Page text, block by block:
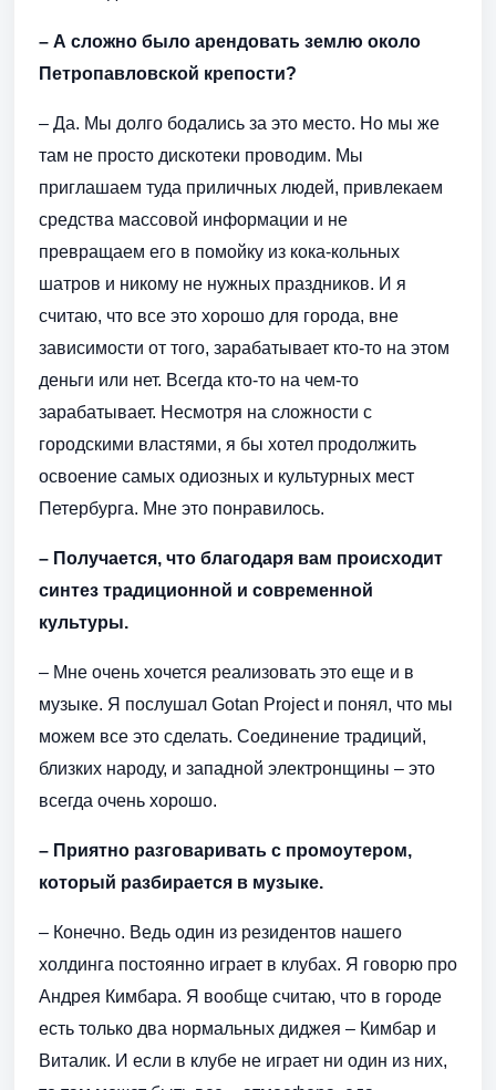
– А сложно было арендовать землю около
Петропавловской крепости?
– Да. Мы долго бодались за это место. Но мы же
там не просто дискотеки проводим. Мы
приглашаем туда приличных людей, привлекаем
средства массовой информации и не
превращаем его в помойку из кока-кольных
шатров и никому не нужных праздников. И я
считаю, что все это хорошо для города, вне
зависимости от того, зарабатывает кто-то на этом
деньги или нет. Всегда кто-то на чем-то
зарабатывает. Несмотря на сложности с
городскими властями, я бы хотел продолжить
освоение самых одиозных и культурных мест
Петербурга. Мне это понравилось.
– Получается, что благодаря вам происходит
синтез традиционной и современной
культуры.
– Мне очень хочется реализовать это еще и в
музыке. Я послушал Gotan Project и понял, что мы
можем все это сделать. Соединение традиций,
близких народу, и западной электронщины – это
всегда очень хорошо.
– Приятно разговаривать с промоутером,
который разбирается в музыке.
– Конечно. Ведь один из резидентов нашего
холдинга постоянно играет в клубах. Я говорю про
Андрея Кимбара. Я вообще считаю, что в городе
есть только два нормальных диджея – Кимбар и
Виталик. И если в клубе не играет ни один из них,